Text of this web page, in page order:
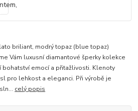
briliant, modrý topaz (blue topaz)
Vám luxusní diamantové šperky kolekce
bohatství emocí a přitažlivosti. Klenoty
pro lehkost a eleganci. Při výrobě je
celý popis